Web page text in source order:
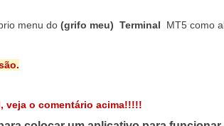
menu do (grifo meu) Terminal
MT5 como
veja o comentário acima!!!!!